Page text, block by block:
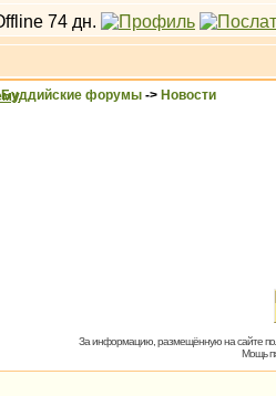
Буддийские форумы -> Новости
За информацию, размещённую на сайте
Мощь